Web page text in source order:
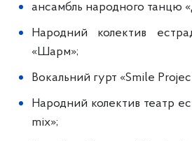
ансамбль народного танцю
Народний колектив
«Шарм»;
Вокальний гурт «Smile
Народний колектив театр
mix»;